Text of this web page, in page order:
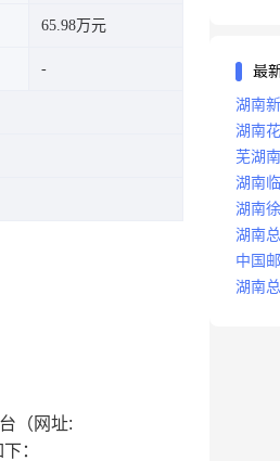
65.98万元
（网址:
：
最
湖南
湖南
芜湖
湖南
湖南
湖南
中国
湖南